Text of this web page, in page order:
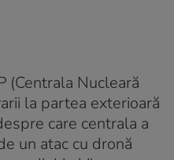
(Centrala Nucleară
la partea exterioară
care centrala a
un atac cu dronă